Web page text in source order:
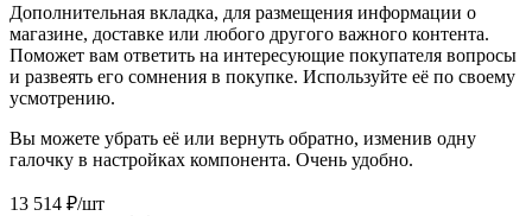
Дополнительная вкладка, для размещения информации о
магазине, доставке или любого другого важного контента.
Поможет вам ответить на интересующие покупателя вопросы
и развеять его сомнения в покупке. Используйте её по своему
усмотрению.
Вы можете убрать её или вернуть обратно, изменив одну
галочку в настройках компонента. Очень удобно.
13 514 ₽/шт